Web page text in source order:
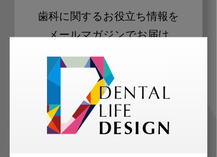
歯科に関するお役立ち情報を
メールマガジンでお届け
ご登録いただいた職種（歯科医師、歯
科衛生士、歯科技工士）に合わせた内
容のメールマガジンをお届けします。